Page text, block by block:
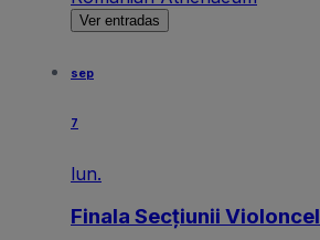
Ver entradas
sep
7
lun.
Finala Secțiunii Violoncel